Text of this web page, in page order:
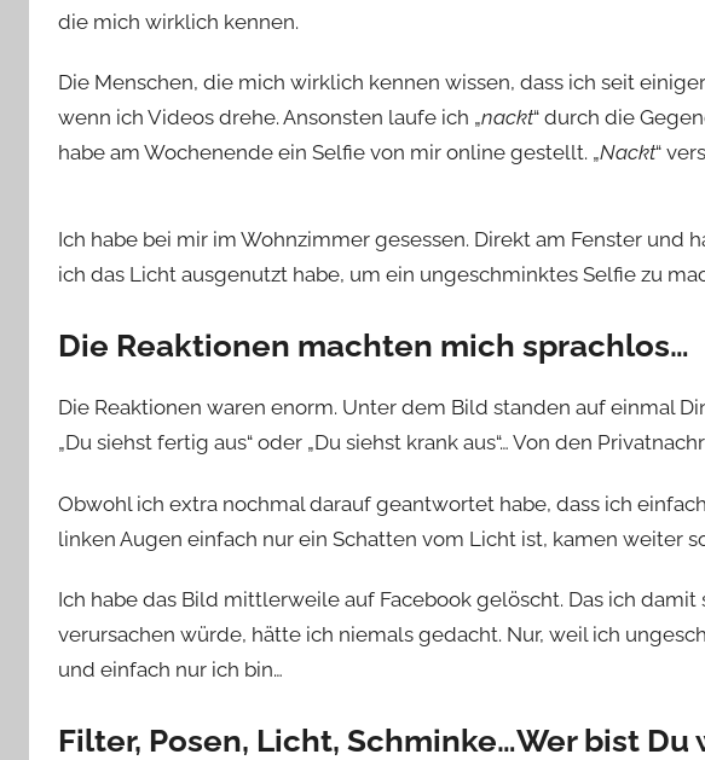
die mich wirklich kennen.
Die Menschen, die mich wirklich kennen wissen, dass ich seit
wenn ich Videos drehe. Ansonsten laufe ich „nackt“ durch die
habe am Wochenende ein Selfie von mir online gestellt. „Nackt“
Ich habe bei mir im Wohnzimmer gesessen. Direkt am Fenster und
ich das Licht ausgenutzt habe, um ein ungeschminktes Selfie zu
Die Reaktionen machten mich sprachlos…
Die Reaktionen waren enorm. Unter dem Bild standen auf einmal
„Du siehst fertig aus“ oder „Du siehst krank aus“… Von den
Obwohl ich extra nochmal darauf geantwortet habe, dass ich
linken Augen einfach nur ein Schatten vom Licht ist, kamen weiter
Ich habe das Bild mittlerweile auf Facebook gelöscht. Das ich
verursachen würde, hätte ich niemals gedacht. Nur, weil ich
und einfach nur ich bin…
Filter, Posen, Licht, Schminke…Wer bist Du